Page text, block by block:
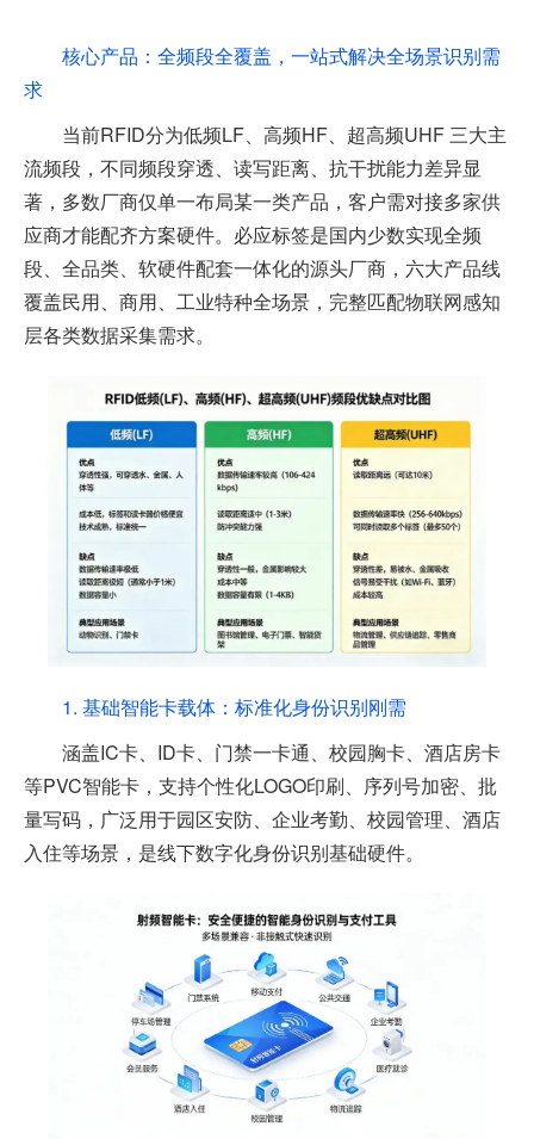
核心产品：全频段全覆盖，一站式解决全场景识别需
求
当前RFID分为低频LF、高频HF、超高频UHF 三大主
流频段，不同频段穿透、读写距离、抗干扰能力差异显
著，多数厂商仅单一布局某一类产品，客户需对接多家供
应商才能配齐方案硬件。必应标签是国内少数实现全频
段、全品类、软硬件配套一体化的源头厂商，六大产品线
覆盖民用、商用、工业特种全场景，完整匹配物联网感知
层各类数据采集需求。
1. 基础智能卡载体：标准化身份识别刚需
涵盖IC卡、ID卡、门禁一卡通、校园胸卡、酒店房卡
等PVC智能卡，支持个性化LOGO印刷、序列号加密、批
量写码，广泛用于园区安防、企业考勤、校园管理、酒店
入住等场景，是线下数字化身份识别基础硬件。